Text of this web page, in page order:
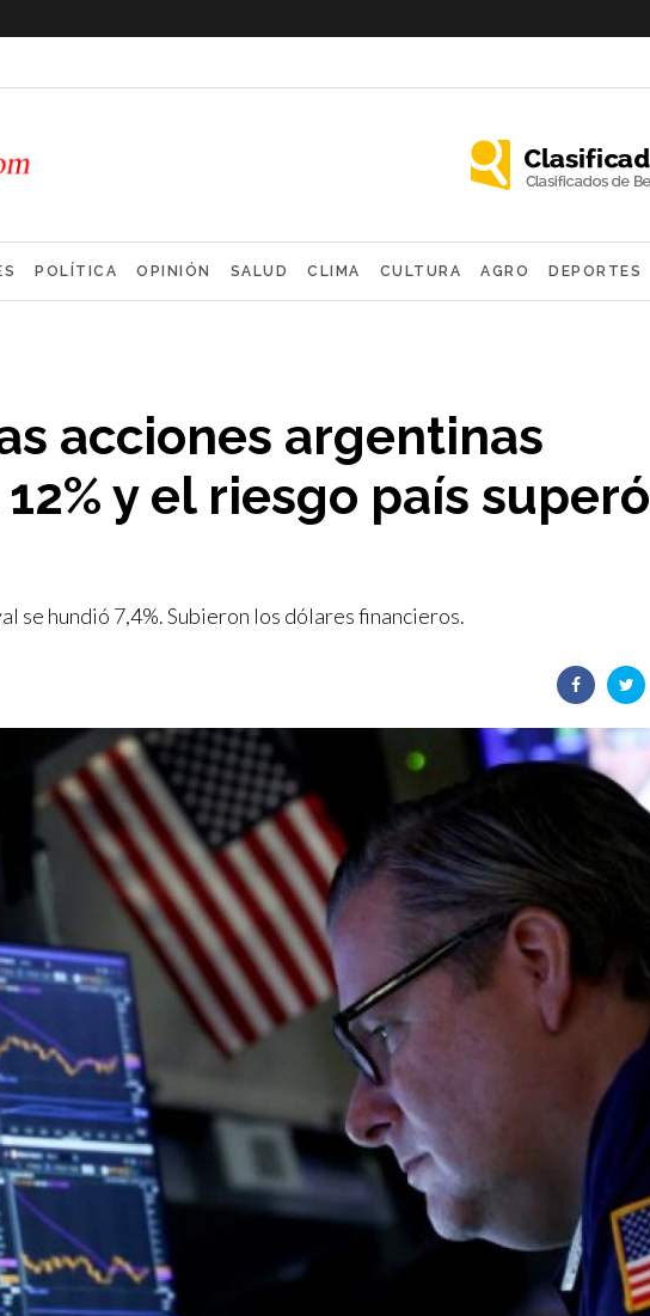
POLÍTICA OPINIÓN SALUD CLIMA CULTURA AGRO DEPORTES
acciones argentinas
y el riesgo país superó
se hundió 7,4%. Subieron los dólares financieros.